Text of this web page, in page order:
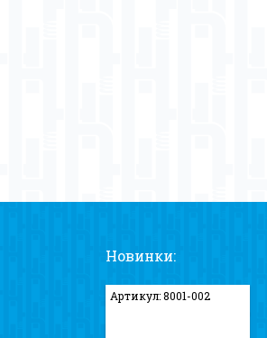
Новинки:
Артикул: 8001-002